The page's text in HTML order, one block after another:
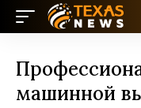
машинной